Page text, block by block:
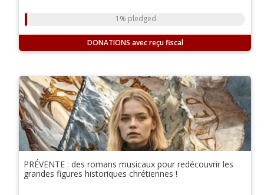
1% pledged
DONATIONS
PRÉVENTE : des romans musicaux pour redécouvrir les
grandes figures historiques chrétiennes !